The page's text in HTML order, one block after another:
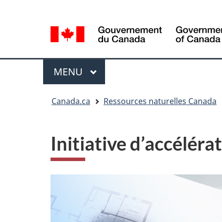
de
la
langue
selection
Menu
MENU PRINCIPAL
Canada.ca Ressources naturelles Canada
Initiative